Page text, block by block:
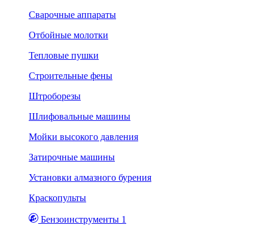
Сварочные аппараты
Отбойные молотки
Тепловые пушки
Строительные фены
Штроборезы
Шлифовальные машины
Мойки высокого давления
Затирочные машины
Установки алмазного бурения
Краскопульты
Бензоинструменты 1